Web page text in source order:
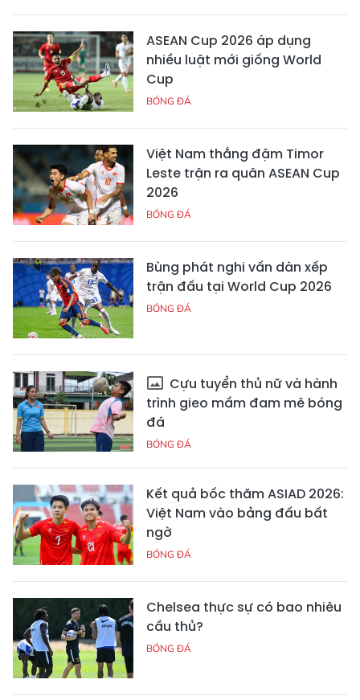
ASEAN Cup 2026 áp dụng
nhiều luật mới giống World
Cup
BÓNG ĐÁ
Việt Nam thắng đậm Timor
Leste trận ra quân ASEAN Cup
2026
BÓNG ĐÁ
Bùng phát nghi vấn dàn xếp
trận đấu tại World Cup 2026
BÓNG ĐÁ
Cựu tuyển thủ nữ và hành
trình gieo mầm đam mê bóng
đá
BÓNG ĐÁ
Kết quả bốc thăm ASIAD 2026:
Việt Nam vào bảng đấu bất
ngờ
BÓNG ĐÁ
Chelsea thực sự có bao nhiêu
cầu thủ?
BÓNG ĐÁ